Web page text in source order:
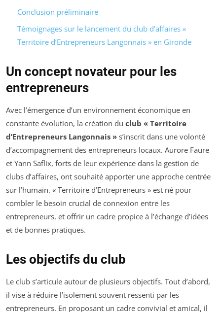
Conclusion préliminaire
Témoignages sur le lancement du club d’affaires «
Territoire d’Entrepreneurs Langonnais » en Gironde
Un concept novateur pour les
entrepreneurs
Avec l’émergence d’un environnement économique en
constante évolution, la création du club « Territoire
d’Entrepreneurs Langonnais » s’inscrit dans une volonté
d’accompagnement des entrepreneurs locaux. Aurore Faure
et Yann Saflix, forts de leur expérience dans la gestion de
clubs d’affaires, ont souhaité apporter une approche centrée
sur l’humain. « Territoire d’Entrepreneurs » est né pour
combler le besoin crucial de connexion entre les
entrepreneurs, et offrir un cadre propice à l’échange d’idées
et de bonnes pratiques.
Les objectifs du club
Le club s’articule autour de plusieurs objectifs. Tout d’abord,
il vise à réduire l’isolement souvent ressenti par les
entrepreneurs. En proposant un cadre convivial et amical, il